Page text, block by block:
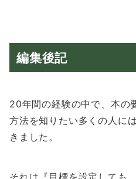
編集後記
20年間の経験の中で、本の
方法を知りたい多くの人に
きました。
それは『目標を設定しても